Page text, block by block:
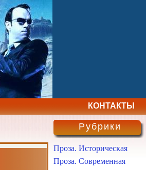
КОНТАКТЫ
Рубрики
Проза. Историческая
Проза. Современная